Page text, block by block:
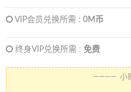
VIP会员兑换所需 : 0M币
终身VIP兑换所需 : 免费
———— 小